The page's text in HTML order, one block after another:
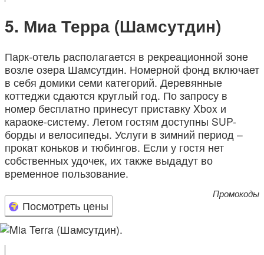
Миа Терра (Шамсутдин)
Парк-отель располагается в рекреационной зоне
возле озера Шамсутдин. Номерной фонд включает
в себя домики семи категорий. Деревянные
коттеджи сдаются круглый год. По запросу в
номер бесплатно принесут приставку Xbox и
караоке-систему. Летом гостям доступны SUP-
борды и велосипеды. Услуги в зимний период –
прокат коньков и тюбингов. Если у гостя нет
собственных удочек, их также выдадут во
временное пользование.
Посмотреть цены
Промокоды